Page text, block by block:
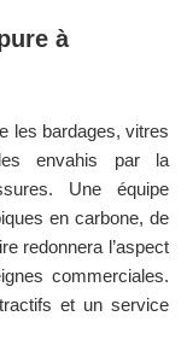
à
les bardages, vitres
envahis par la
Une équipe
en carbone, de
redonnera l’aspect
commerciales.
et un service